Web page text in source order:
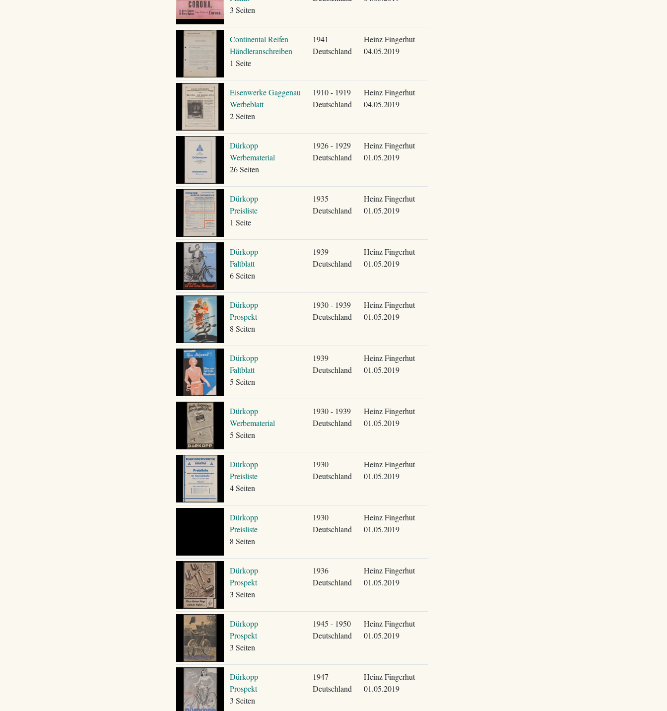
3 Seiten
Continental Reifen
Händleranschreiben
1 Seite
1941
Deutschland
Heinz Fingerhut
04.05.2019
Eisenwerke Gaggenau
Werbeblatt
2 Seiten
1910 - 1919
Deutschland
Heinz Fingerhut
04.05.2019
Dürkopp
Werbematerial
26 Seiten
1926 - 1929
Deutschland
Heinz Fingerhut
01.05.2019
Dürkopp
Preisliste
1 Seite
1935
Deutschland
Heinz Fingerhut
01.05.2019
Dürkopp
Faltblatt
6 Seiten
1939
Deutschland
Heinz Fingerhut
01.05.2019
Dürkopp
Prospekt
8 Seiten
1930 - 1939
Deutschland
Heinz Fingerhut
01.05.2019
Dürkopp
Faltblatt
5 Seiten
1939
Deutschland
Heinz Fingerhut
01.05.2019
Dürkopp
Werbematerial
5 Seiten
1930 - 1939
Deutschland
Heinz Fingerhut
01.05.2019
Dürkopp
Preisliste
4 Seiten
1930
Deutschland
Heinz Fingerhut
01.05.2019
Dürkopp
Preisliste
8 Seiten
1930
Deutschland
Heinz Fingerhut
01.05.2019
Dürkopp
Prospekt
3 Seiten
1936
Deutschland
Heinz Fingerhut
01.05.2019
Dürkopp
Prospekt
3 Seiten
1945 - 1950
Deutschland
Heinz Fingerhut
01.05.2019
Dürkopp
Prospekt
3 Seiten
1947
Deutschland
Heinz Fingerhut
01.05.2019